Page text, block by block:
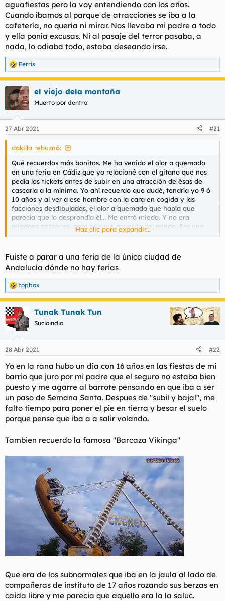
aguafiestas pero la voy entendiendo con los años.
Cuando íbamos al parque de atracciones se iba a la
cafetería, no quería ni mirar. Nos llevaba mi padre a todo
y ella ponía excusas. Ni al pasaje del terror pasaba, a
nada, lo odiaba todo, estaba deseando irse.
R
e
c
c
i
e
s
Ferris
el viejo dela montaña
Muerto por dentro
27 Abr 2021 #21
dakilla rebuznó:
Qué recuerdos más bonitos. Me ha venido el olor a quemado
en una feria en Cádiz que yo relacioné con el gitano que nos
pedía los tickets antes de subir en una atracción de ésas de
cascarla a la mínima. Yo ahí recuerdo que dudé, tendría yo 9 ó
10 años y al ver a ese hombre con la cara en cogida y las
facciones desdibujadas, el olor a quemado que había que
parecía que lo desprendía él... Me entró miedo. Y no era
miedosa entonces, pero aún me acuerdo del miedo. Era una
cosa que te subían muy alto y te dejaban caer, una lanzadera
Pues ahí que me subí contra mi instinto y aquí seguimos.
Haz clic para expandir...
Fuiste a parar a una feria de la única ciudad de
Andalucía dónde no hay ferias
R
e
c
c
i
e
:
topbox
Tunak Tunak Tun
Sucioindio
28 Abr 2021 #22
Yo en la rana hubo un dia con 16 años en las fiestas de mi
barrio que juro por mi padre que el seguro no estaba bien
puesto y me agarre al barrote pensando en que iba a ser
un paso de Semana Santa. Despues de "subil y bajal", me
falto tiempo para poner el pie en tierra y besar el suelo
porque pense que iba a a salir volando.
Tambien recuerdo la famosa "Barcaza Vikinga"
Que era de los subnormales que iba en la jaula al lado de
compañeras de instituto de 17 años rozando sus berzas en
caida libre y me parecia que aquello era la la saluc.